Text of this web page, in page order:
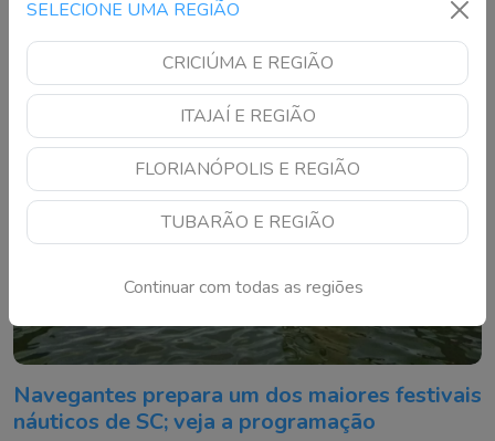
SELECIONE UMA REGIÃO
CRICIÚMA E REGIÃO
ITAJAÍ E REGIÃO
FLORIANÓPOLIS E REGIÃO
TUBARÃO E REGIÃO
Continuar com todas as regiões
Florianópolis
Navegantes prepara um dos maiores festivais
náuticos de SC; veja a programação